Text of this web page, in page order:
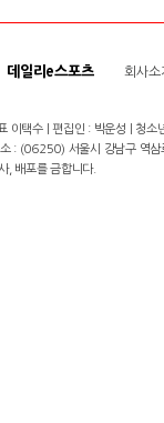
데일리e스포츠 회사소
이택수 | 편집인 : 박운성 |
: (06250) 서울시 강남구
, 배포를 금합니다.